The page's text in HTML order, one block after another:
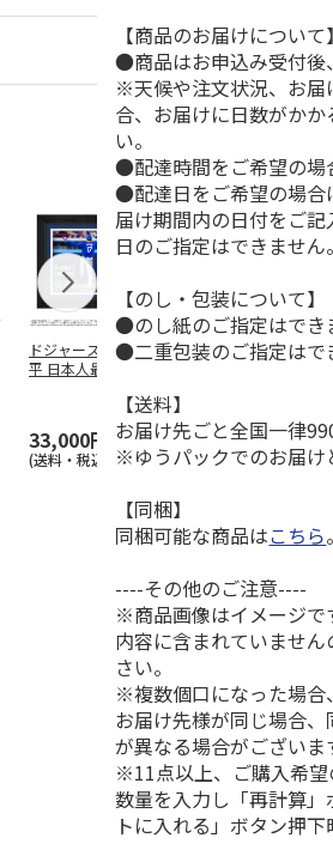
ドジャース 大谷翔
平 日本人最多53試
33,000円
(送料・税込)
MLB ドジャース 大
谷翔平 2026 NL 3・
33,000円
(送料・税込)
【商品のお届けについて】
●商品はお申込み受付後
※天候や注文状況、お届
合、お届けに日数がか
い。
●配達時間をご希望の場
●配達日をご希望の場合
届け期間内の日付をご
日のご指定はできません。
【のし・包装について】
●のし紙のご指定はでき
●二重包装のご指定はで
【送料】
お届け先ごと全国一律
※ゆうパックでのお届け
【同梱】
同梱可能な商品はこちら。
----その他のご注意----
※商品画像はイメージで
内容に含まれていませ
さい。
※複数個口になった場合
お届け先様が同じ場合
が異なる場合がございま
※11点以上、ご購入希
数量を入力し「再計算
トに入れる」ボタン押下